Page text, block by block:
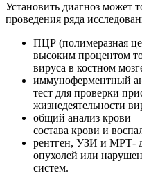
Установить диагноз может
проведения ряда
ПЦР (полимеразная
высоким процентом
вируса в костном
иммуноферментный
тест для проверки
жизнедеятельности
общий анализ крови
состава крови и
рентген, УЗИ и МРТ-
опухолей или
систем.